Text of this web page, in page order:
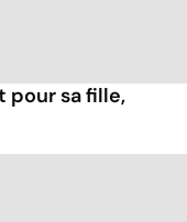
pour sa fille,